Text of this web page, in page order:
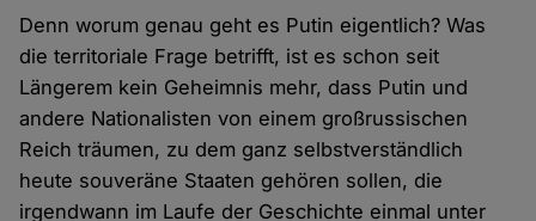
Denn worum genau geht es Putin eigentlich? Was
die territoriale Frage betrifft, ist es schon seit
Längerem kein Geheimnis mehr, dass Putin und
andere Nationalisten von einem großrussischen
Reich träumen, zu dem ganz selbstverständlich
heute souveräne Staaten gehören sollen, die
irgendwann im Laufe der Geschichte einmal unter